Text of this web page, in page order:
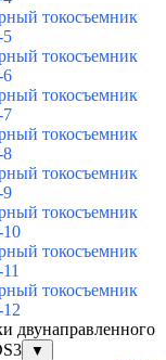
токосъемник
5
токосъемник
6
токосъемник
7
токосъемник
8
токосъемник
9
токосъемник
токосъемник
токосъемник
двунаправленного
▼